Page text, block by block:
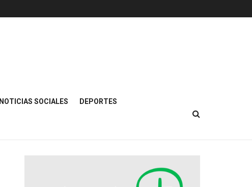
NOTICIAS SOCIALES DEPORTES